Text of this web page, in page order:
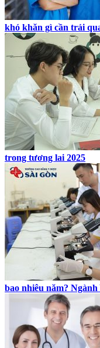
khó khăn gì cần trải
trong tương lai 2025
bao nhiêu năm?